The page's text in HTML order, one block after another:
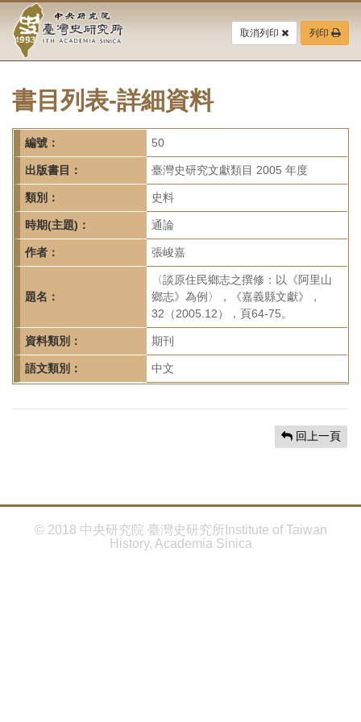
要
中
央
研
究
院-
臺
灣
史
研
究
所-
首
頁
取消列印 列印
書目列表-詳細資料
編號： 50
出版書目： 臺灣史研究文獻類目 2005 年度
類別： 史料
時期(主題)： 通論
作者： 張峻嘉
題名：
〈談原住民鄉志之撰修：以《阿里山
鄉志》為例〉，《嘉義縣文獻》，
32（2005.12），頁64-75。
資料類別： 期刊
語文類別： 中文
回上一頁
© 2018 中央研究院 臺灣史研究所Institute of Taiwan
History, Academia Sinica